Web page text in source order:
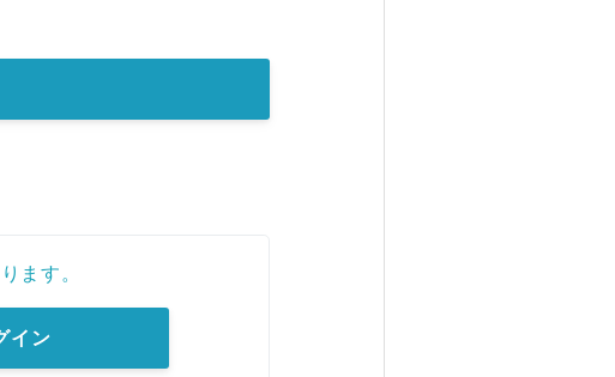
ます。
イン